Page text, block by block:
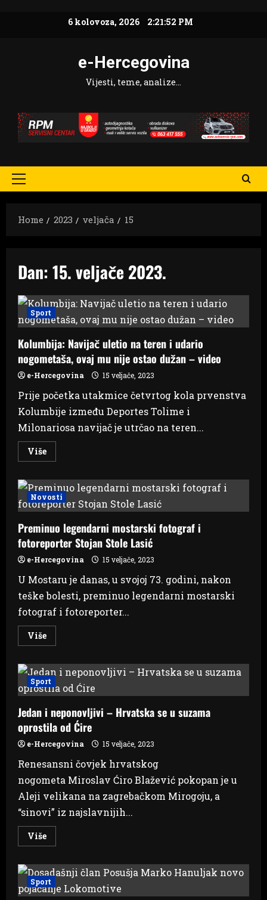
6 kolovoza, 2026 2:21:54 PM
e-Hercegovina
Vijesti, teme, analize…
Primary
Home
2023 veljača 15
Dan:15. veljače 2023.
Sport
Kolumbija: Navijač uletio na teren i udario
nogometaša, ovaj mu nije ostao dužan – video
e-Hercegovina 15 veljače, 2023
Prije početka utakmice četvrtog kola prvenstva
Kolumbije između Deportes Tolime i
Milonariosa navijač je utrčao na teren...
VišeRead
more
Navijač
uletio
na
teren
udario
nogometaša,
ovaj
mu
nije
ostao
dužan
–
video
Novosti
Preminuo legendarni mostarski fotograf i
fotoreporter Stojan Stole Lasić
e-Hercegovina 15 veljače, 2023
U Mostaru je danas, u svojoj 73. godini, nakon
teške bolesti, preminuo legendarni mostarski
fotograf i fotoreporter...
VišeRead
more
legendarni
mostarski
fotograf
i
Stojan
Stole
Lasić
Sport
Jedan i neponovljivi – Hrvatska se u suzama
oprostila od Ćire
e-Hercegovina 15 veljače, 2023
Renesansni čovjek hrvatskog
nogometa Miroslav Ćiro Blažević pokopan je u
Aleji velikana na zagrebačkom Mirogoju, a
“sinovi” iz najslavnijih...
VišeRead
more
i
neponovljivi
–
Hrvatska
Sport